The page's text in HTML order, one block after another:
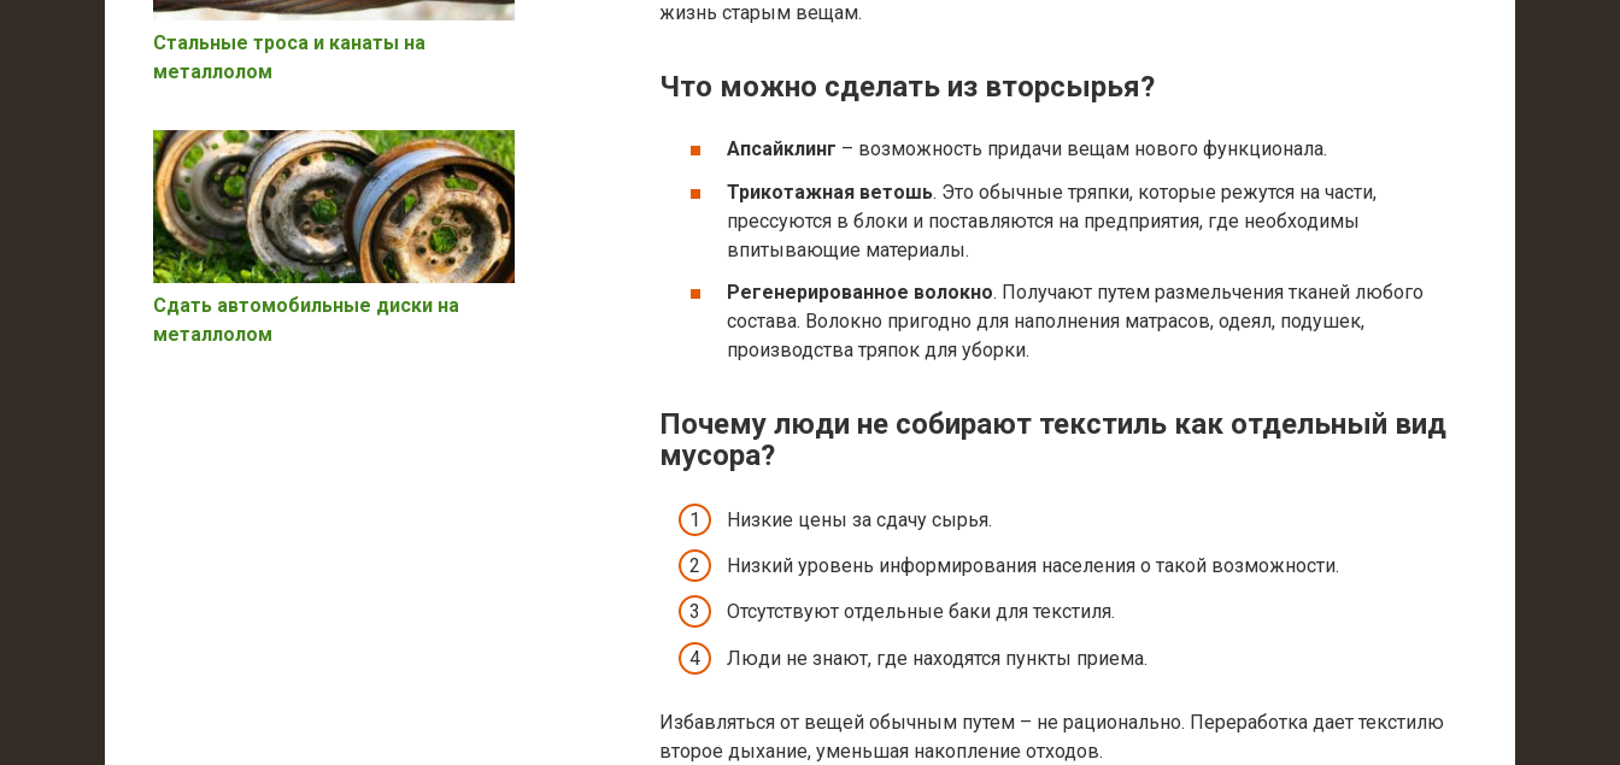
жизнь старым вещам.
Что можно сделать из вторсырья?
Апсайклинг – возможность придачи вещам нового функционала.
Трикотажная ветошь. Это обычные тряпки, которые режутся на части,
прессуются в блоки и поставляются на предприятия, где необходимы
впитывающие материалы.
Регенерированное волокно. Получают путем размельчения тканей любого
состава. Волокно пригодно для наполнения матрасов, одеял, подушек,
производства тряпок для уборки.
Почему люди не собирают текстиль как отдельный вид
мусора?
Низкие цены за сдачу сырья.
Низкий уровень информирования населения о такой возможности.
Отсутствуют отдельные баки для текстиля.
Люди не знают, где находятся пункты приема.
Избавляться от вещей обычным путем – не рационально. Переработка дает текстилю
второе дыхание, уменьшая накопление отходов.
Стальные троса и канаты на
металлолом
Сдать автомобильные диски на
металлолом